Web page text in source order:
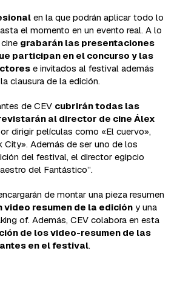
en la que podrán aplicar todo lo
el momento en un evento real. A lo
grabarán las presentaciones
participan en el concurso y las
e invitados al festival además
clausura de la edición.
de CEV cubrirán todas las
al director de cine Álex
dirigir películas como «El cuervo»,
City». Además de ser uno de los
del festival, el director egipcio
del Fantástico”.
de montar una pieza resumen
video resumen de la edición y una
of. Además, CEV colabora en esta
de los video-resumen de las
en el festival.